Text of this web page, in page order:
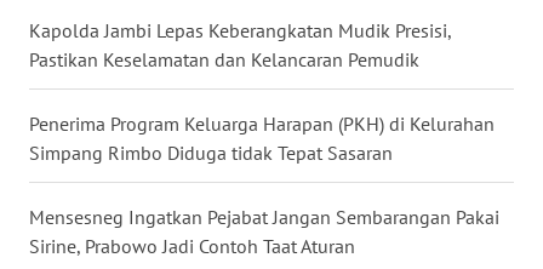
Kapolda Jambi Lepas Keberangkatan Mudik Presisi,
Pastikan Keselamatan dan Kelancaran Pemudik
Penerima Program Keluarga Harapan (PKH) di Kelurahan
Simpang Rimbo Diduga tidak Tepat Sasaran
Mensesneg Ingatkan Pejabat Jangan Sembarangan Pakai
Sirine, Prabowo Jadi Contoh Taat Aturan
WN
BENGKULU
WN
LAMPUNG
WN
JATENG